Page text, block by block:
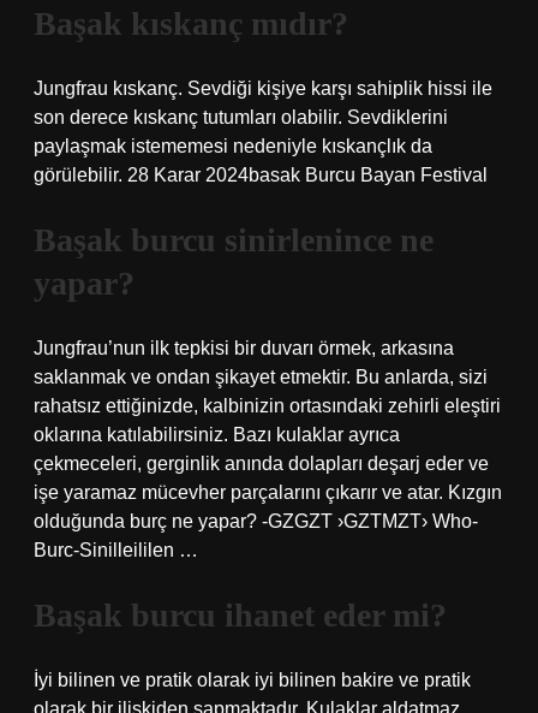
Başak kıskanç mıdır?
Jungfrau kıskanç. Sevdiği kişiye karşı sahiplik hissi ile
son derece kıskanç tutumları olabilir. Sevdiklerini
paylaşmak istememesi nedeniyle kıskançlık da
görülebilir. 28 Karar 2024basak Burcu Bayan Festival
Başak burcu sinirlenince ne
yapar?
Jungfrau’nun ilk tepkisi bir duvarı örmek, arkasına
saklanmak ve ondan şikayet etmektir. Bu anlarda, sizi
rahatsız ettiğinizde, kalbinizin ortasındaki zehirli eleştiri
oklarına katılabilirsiniz. Bazı kulaklar ayrıca
çekmeceleri, gerginlik anında dolapları deşarj eder ve
işe yaramaz mücevher parçalarını çıkarır ve atar. Kızgın
olduğunda burç ne yapar? -GZGZT ›GZTMZT› Who-
Burc-Sinilleililen …
Başak burcu ihanet eder mi?
İyi bilinen ve pratik olarak iyi bilinen bakire ve pratik
olarak bir ilişkiden sapmaktadır. Kulaklar aldatmaz,